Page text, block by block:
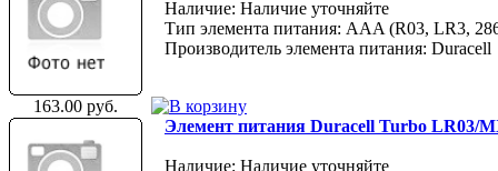
Наличие: Наличие уточняйте
Тип элемента питания: AAA (R03, LR3,
Производитель элемента питания: Duracell
163.00 руб.
Элемент питания Duracell Turbo LR03/
Наличие: Наличие уточняйте